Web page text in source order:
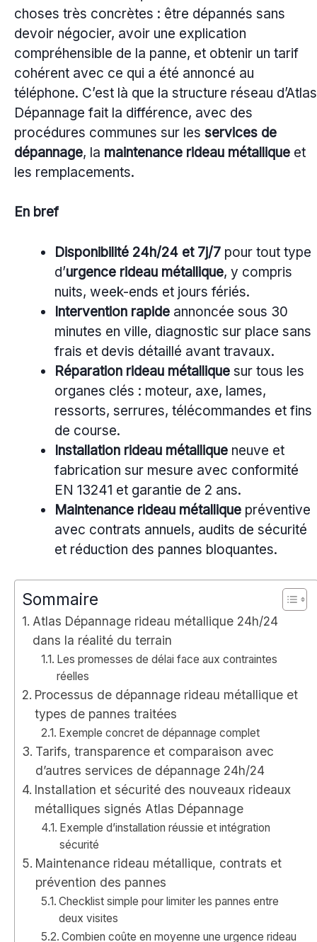
choses très concrètes : être dépannés sans
devoir négocier, avoir une explication
compréhensible de la panne, et obtenir un tarif
cohérent avec ce qui a été annoncé au
téléphone. C’est là que la structure réseau d’Atlas
Dépannage fait la différence, avec des
procédures communes sur les services de
dépannage, la maintenance rideau métallique et
les remplacements.
En bref
Disponibilité 24h/24 et 7j/7 pour tout type
d’urgence rideau métallique, y compris
nuits, week-ends et jours fériés.
Intervention rapide annoncée sous 30
minutes en ville, diagnostic sur place sans
frais et devis détaillé avant travaux.
Réparation rideau métallique sur tous les
organes clés : moteur, axe, lames,
ressorts, serrures, télécommandes et fins
de course.
Installation rideau métallique neuve et
fabrication sur mesure avec conformité
EN 13241 et garantie de 2 ans.
Maintenance rideau métallique préventive
avec contrats annuels, audits de sécurité
et réduction des pannes bloquantes.
Sommaire
Atlas Dépannage rideau métallique 24h/24
dans la réalité du terrain
Les promesses de délai face aux contraintes
réelles
Processus de dépannage rideau métallique et
types de pannes traitées
Exemple concret de dépannage complet
Tarifs, transparence et comparaison avec
d’autres services de dépannage 24h/24
Installation et sécurité des nouveaux rideaux
métalliques signés Atlas Dépannage
Exemple d’installation réussie et intégration
sécurité
Maintenance rideau métallique, contrats et
prévention des pannes
Checklist simple pour limiter les pannes entre
deux visites
Combien coûte en moyenne une urgence rideau